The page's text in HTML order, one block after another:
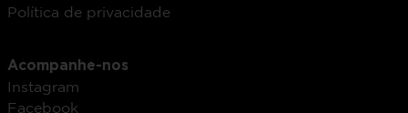
Política de privacidade
Acompanhe-nos
Instagram
Facebook